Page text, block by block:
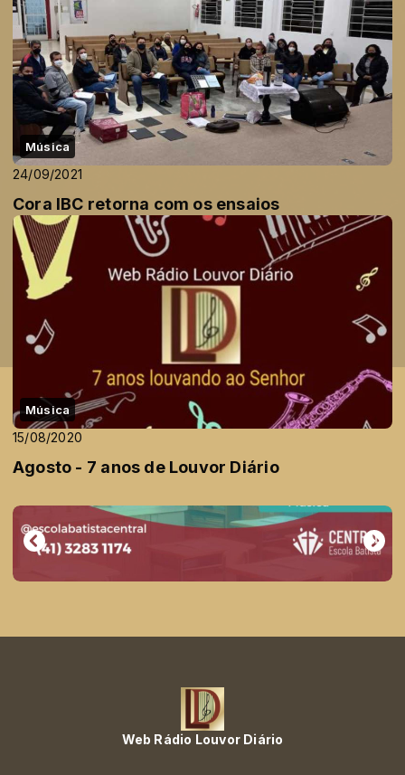
Música
24/09/2021
Cora IBC retorna com os ensaios
Música
15/08/2020
Agosto - 7 anos de Louvor Diário
Web Rádio Louvor Diário